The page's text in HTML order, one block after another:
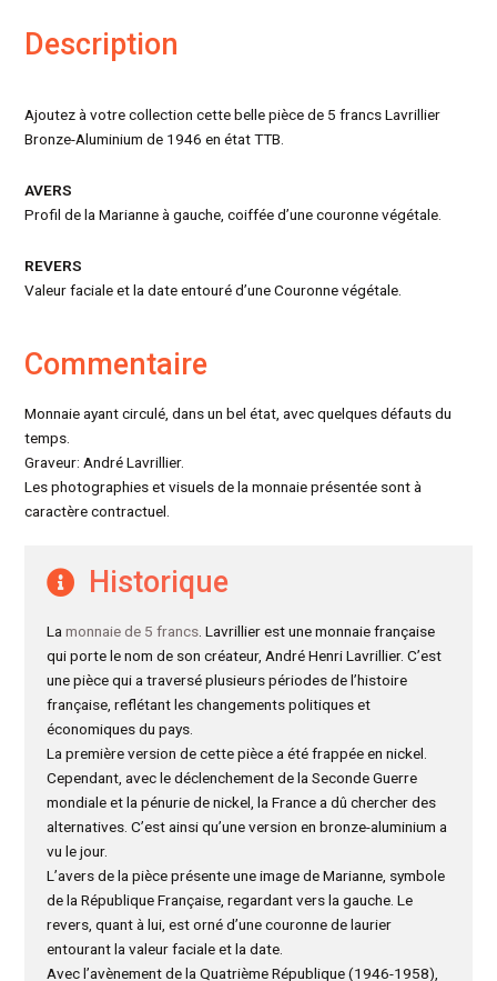
Description
Ajoutez à votre collection cette belle pièce de 5 francs Lavrillier
Bronze-Aluminium de 1946 en état TTB.
AVERS
Profil de la Marianne à gauche, coiffée d’une couronne végétale.
REVERS
Valeur faciale et la date entouré d’une Couronne végétale.
Commentaire
Monnaie ayant circulé, dans un bel état, avec quelques défauts du
temps.
Graveur: André Lavrillier.
Les photographies et visuels de la monnaie présentée sont à
caractère contractuel.
Historique
Lamonnaie de 5 francs . Lavrillier est une monnaie française
qui porte le nom de son créateur, André Henri Lavrillier. C’est
une pièce qui a traversé plusieurs périodes de l’histoire
française, reflétant les changements politiques et
économiques du pays.
La première version de cette pièce a été frappée en nickel.
Cependant, avec le déclenchement de la Seconde Guerre
mondiale et la pénurie de nickel, la France a dû chercher des
alternatives. C’est ainsi qu’une version en bronze-aluminium a
vu le jour.
L’avers de la pièce présente une image de Marianne, symbole
de la République Française, regardant vers la gauche. Le
revers, quant à lui, est orné d’une couronne de laurier
entourant la valeur faciale et la date.
Avec l’avènement de la Quatrième République (1946-1958),